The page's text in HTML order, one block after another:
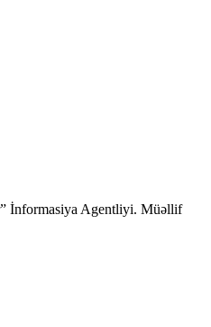
İnformasiya Agentliyi. Müəllif